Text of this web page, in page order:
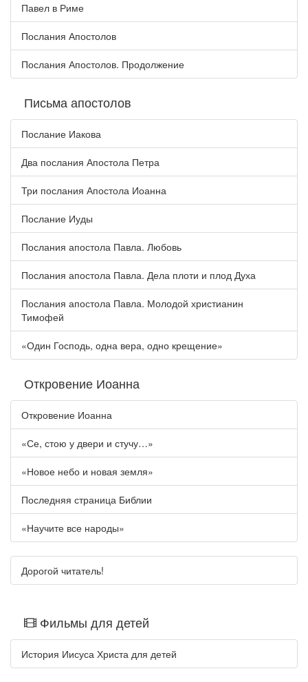
Павел в Риме
Послания Апостолов
Послания Апостолов. Продолжение
Письма апостолов
Послание Иакова
Два послания Апостола Петра
Три послания Апостола Иоанна
Послание Иуды
Послания апостола Павла. Любовь
Послания апостола Павла. Дела плоти и плод Духа
Послания апостола Павла. Молодой христианин
Тимофей
«Один Господь, одна вера, одно крещение»
Откровение Иоанна
Откровение Иоанна
«Се, стою у двери и стучу…»
«Новое небо и новая земля»
Последняя страница Библии
«Научите все народы»
Дорогой читатель!
Фильмы для детей
История Иисуса Христа для детей